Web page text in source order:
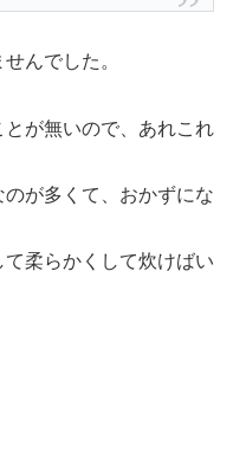
んでした。
が無いので、あれこれ
が多くて、おかずにな
柔らかくして炊けばい